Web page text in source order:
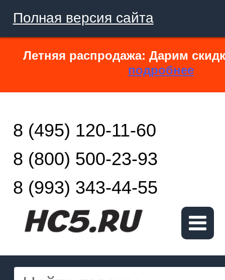
Полная версия сайта
Летняя распродажа: Дарим
подробнее
8 (495) 120-11-60
8 (800) 500-23-93
8 (993) 343-44-55